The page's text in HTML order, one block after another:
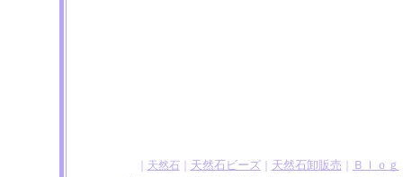
天然石｜ 天然石ビーズ 天然石卸販売 Ｂｌｏｇ